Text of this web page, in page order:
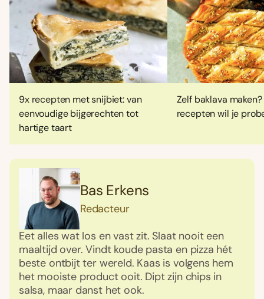
9x recepten met snijbiet: van
eenvoudige bijgerechten tot
hartige taart
Zelf baklava
recepten wil je
Bas Erkens
Redacteur
Eet alles wat los en vast zit. Slaat nooit een
maaltijd over. Vindt koude pasta en pizza hét
beste ontbijt ter wereld. Kaas is volgens hem
het mooiste product ooit. Dipt zijn chips in
salsa, maar danst het ook.